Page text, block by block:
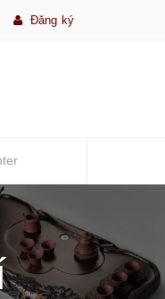
Đăng ký